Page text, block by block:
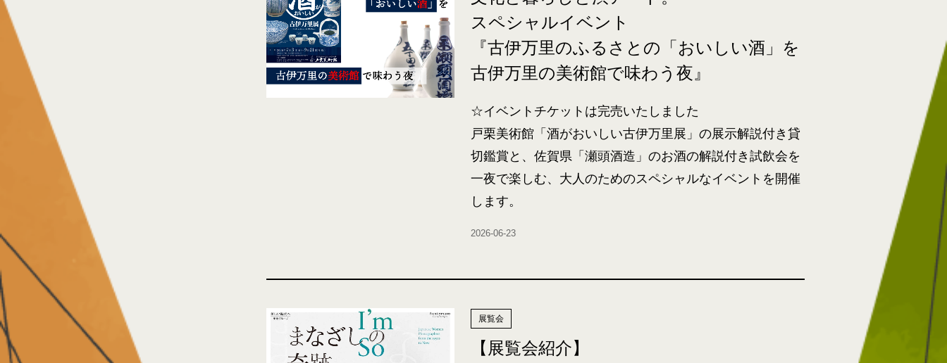
スペシャルイベント
『古伊万里のふるさとの「おいしい酒」を
古伊万里の美術館で味わう夜』
☆イベントチケットは完売いたしました
戸栗美術館「酒がおいしい古伊万里展」の展示解説付き貸
切鑑賞と、佐賀県「瀬頭酒造」のお酒の解説付き試飲会を
一夜で楽しむ、大人のためのスペシャルなイベントを開催
します。
2026-06-23
展覧会
【展覧会紹介】